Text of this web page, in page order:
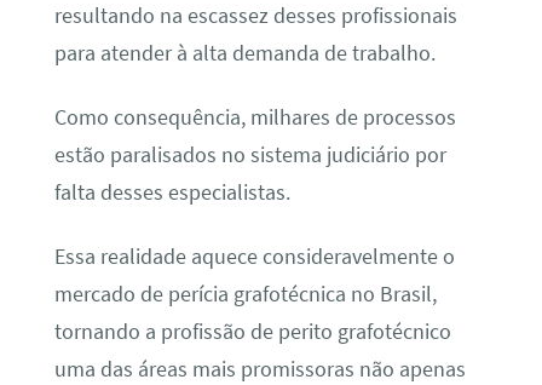
resultando na escassez desses profissionais
para atender à alta demanda de trabalho.
Como consequência, milhares de processos
estão paralisados no sistema judiciário por
falta desses especialistas.
Essa realidade aquece consideravelmente o
mercado de perícia grafotécnica no Brasil,
tornando a profissão de perito grafotécnico
uma das áreas mais promissoras não apenas